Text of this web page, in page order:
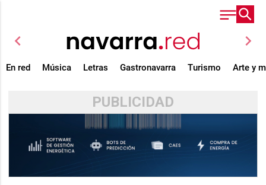
chevron_left chevron_right
En red Música Letras Gastronavarra Turismo Arte y
PUBLICIDAD